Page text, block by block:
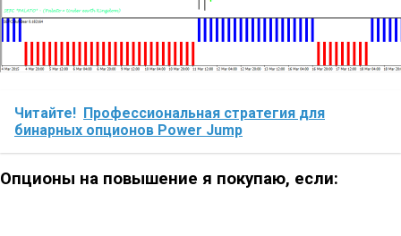
Читайте! Профессиональная стратегия для
бинарных опционов Power Jump
Опционы на повышение я покупаю, если: